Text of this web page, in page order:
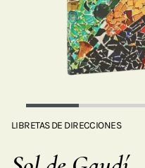
LIBRETAS DE DIRECCIONES